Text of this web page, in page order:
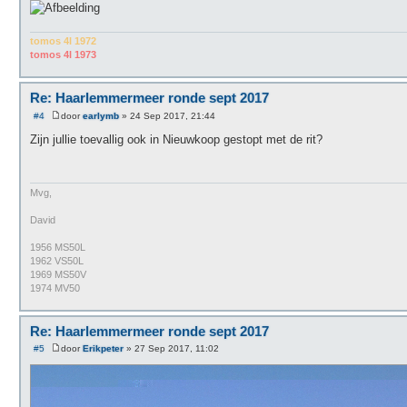
tomos 4l 1972
tomos 4l 1973
Re: Haarlemmermeer ronde sept 2017
#4
e
r
doorearlymb» 24 Sep 2017, 21:44
Zijn jullie toevallig ook in Nieuwkoop gestopt met de rit?
Mvg,
David
1956 MS50L
1962 VS50L
1969 MS50V
1974 MV50
Re: Haarlemmermeer ronde sept 2017
#5
e
doorErikpeter » 27 Sep 2017, 11:02